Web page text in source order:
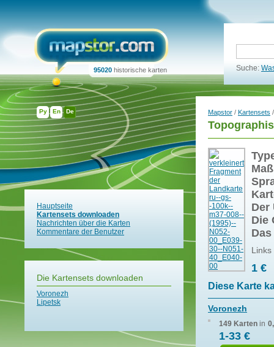
Ру En De
95020 historische karten Suche:
Hauptseite
Kartensets downloaden
Nachrichten über die Karten
Kommentare der Benutzer
Die Kartensets downloaden
Voronezh
Lipetsk
Mapstor / Kartensets
Der
Die
1 €
Diese Karte
Voronezh
149 Karten in
1-33 €